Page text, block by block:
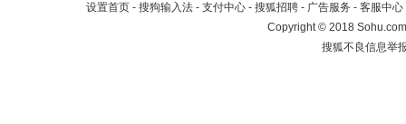
设置首页 - 搜狗输入法 - 支付中心 - 搜狐招聘 - 广告服务 - 客服中心
Copyright©2018
搜狐不良信息举